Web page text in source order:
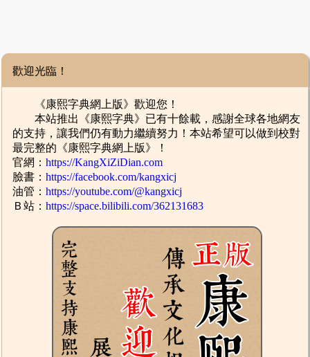
歡迎光臨！
《康熙字典網上版》歡迎您！
本站推出《康熙字典》已有十餘載，感謝全球各地網友
的支持，讓我們仍有動力繼續努力！本站希望可以做到校對
最完整的《康熙字典網上版》！
官網：https://KangXiZiDian.com
臉書：https://facebook.com/kangxicj
油管：https://youtube.com/@kangxicj
Ｂ站：https://space.bilibili.com/362131683